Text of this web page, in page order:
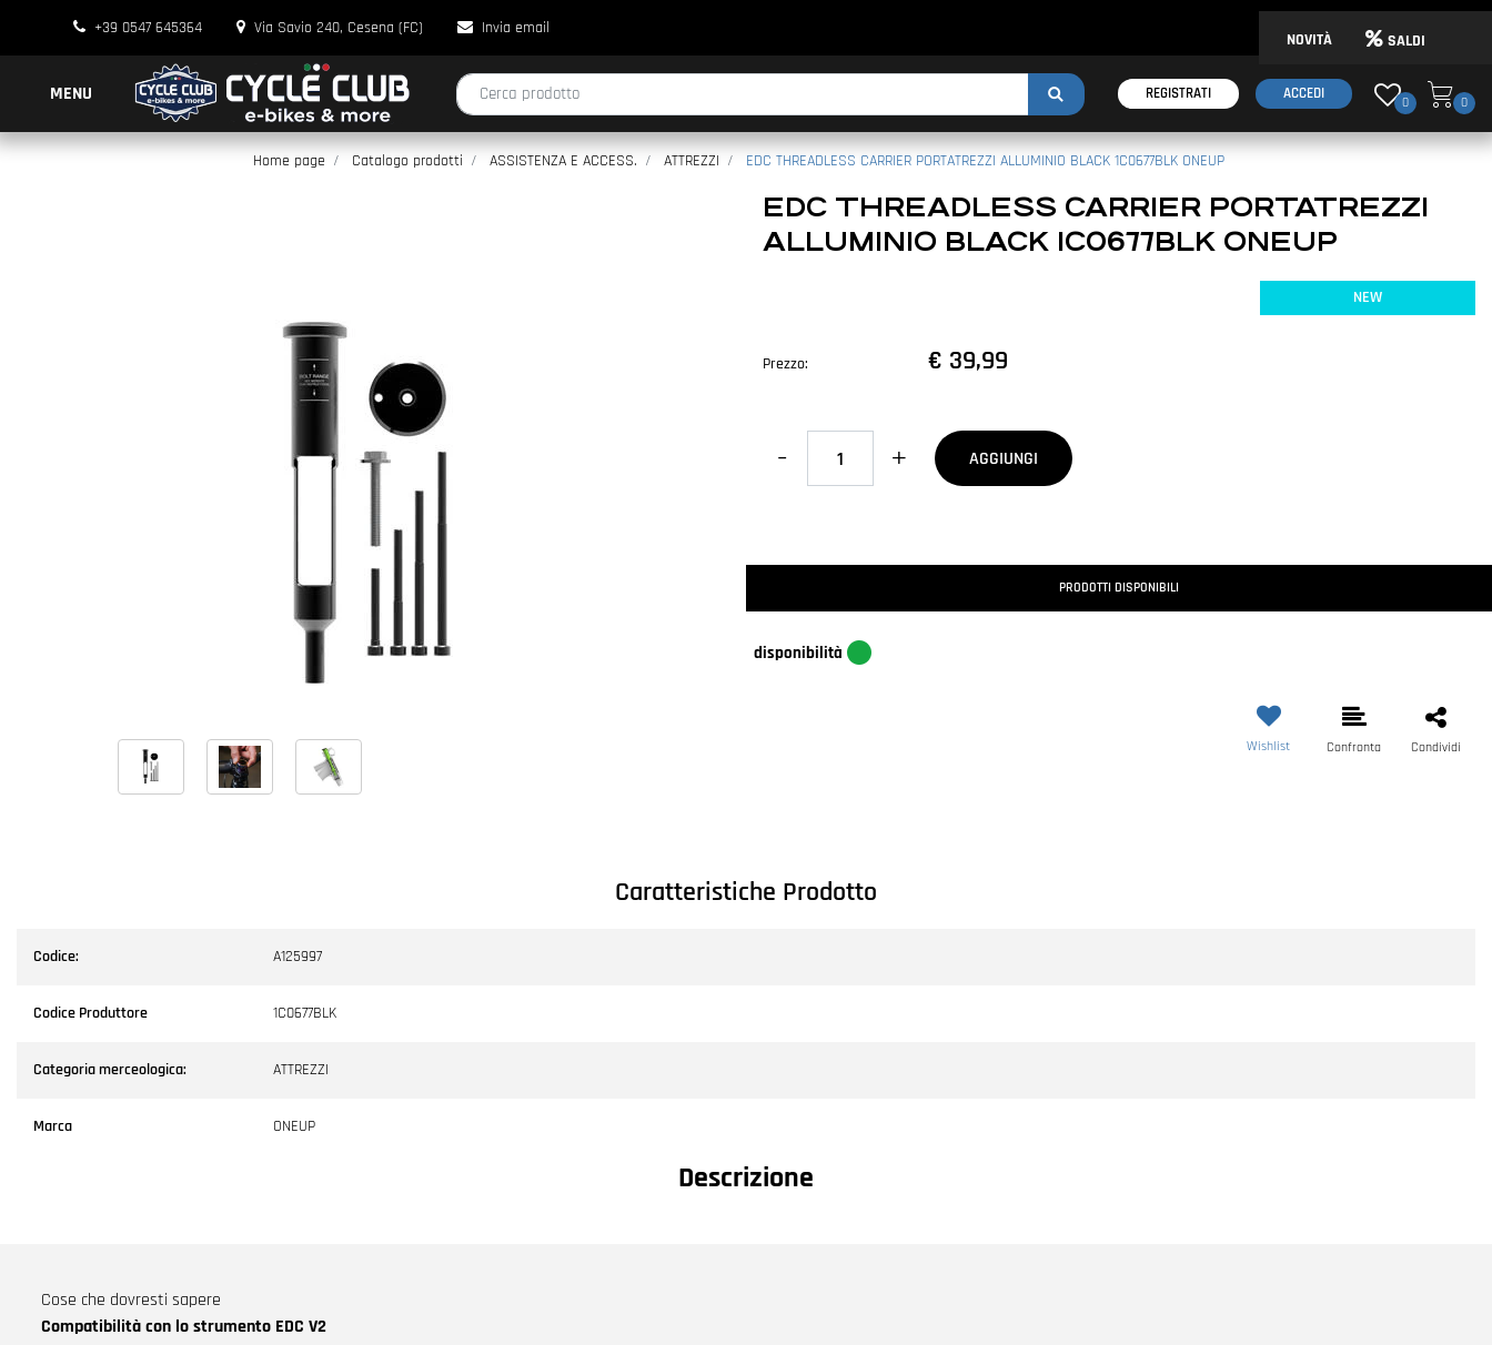
+39 0547 645364 Via Savio 240, Cesena (FC) Invia email
NOVITÀ SALDI
MENU La modifica di un filtro aggiorna automaticamente gli altri filtri disponibili.
REGISTRATI ACCEDI
0 0
Home page Catalogo prodotti ASSISTENZA E ACCESS. ATTREZZI EDC THREADLESS CARRIER PORTATREZZI ALLUMINIO BLACK 1C0677BLK ONEUP
EDC THREADLESS CARRIER PORTATREZZI
ALLUMINIO BLACK 1C0677BLK ONEUP
NEW
Prezzo: € 39,99
Quantità
AGGIUNGI
PRODOTTI DISPONIBILI
disponibilità
Wishlist Confronta Condividi
Caratteristiche Prodotto
Codice: A125997
Codice Produttore 1C0677BLK
Categoria merceologica: ATTREZZI
Marca ONEUP
Descrizione
Cose che dovresti sapere
Compatibilità con lo strumento EDC V2